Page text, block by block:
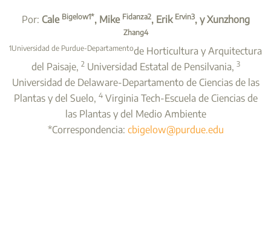
Por: Cale Bigelow1*, Mike Fidanza2, Erik Ervin3, y Xunzhong
Zhang4
1Universidad de Purdue-Departamentode Horticultura y Arquitectura
del Paisaje, 2Universidad Estatal de Pensilvania, 3
Universidad de Delaware-Departamento de Ciencias de las
Plantas y del Suelo, 4Virginia Tech-Escuela de Ciencias de
las Plantas y del Medio Ambiente
*Correspondencia: cbigelow@purdue.edu